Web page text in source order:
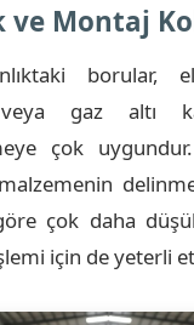
ve Montaj
borular,
veya gaz altı
çok
malzemenin
çok daha
için de yeterli